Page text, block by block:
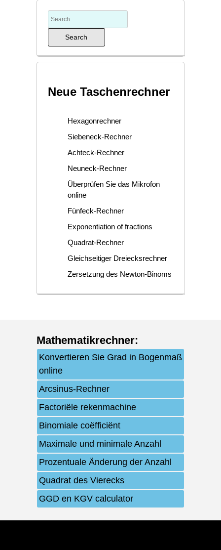
Neue Taschenrechner
Hexagonrechner
Siebeneck-Rechner
Achteck-Rechner
Neuneck-Rechner
Überprüfen Sie das Mikrofon
online
Fünfeck-Rechner
Exponentiation of fractions
Quadrat-Rechner
Gleichseitiger Dreiecksrechner
Zersetzung des Newton-Binoms
Mathematikrechner:
Konvertieren Sie Grad in Bogenmaß
online
Arcsinus-Rechner
Factoriële rekenmachine
Binomiale coëfficiënt
Maximale und minimale Anzahl
Prozentuale Änderung der Anzahl
Quadrat des Vierecks
GGD en KGV calculator